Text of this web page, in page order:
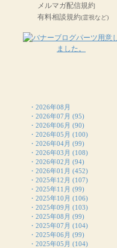
メルマガ配信規約
有料相談規約(霊視など)
・ 2026年08月
・ 2026年07月 (95)
・ 2026年06月 (90)
・ 2026年05月 (100)
・ 2026年04月 (99)
・ 2026年03月 (108)
・ 2026年02月 (94)
・ 2026年01月 (452)
・ 2025年12月 (107)
・ 2025年11月 (99)
・ 2025年10月 (106)
・ 2025年09月 (103)
・ 2025年08月 (99)
・ 2025年07月 (104)
・ 2025年06月 (99)
・ 2025年05月 (104)